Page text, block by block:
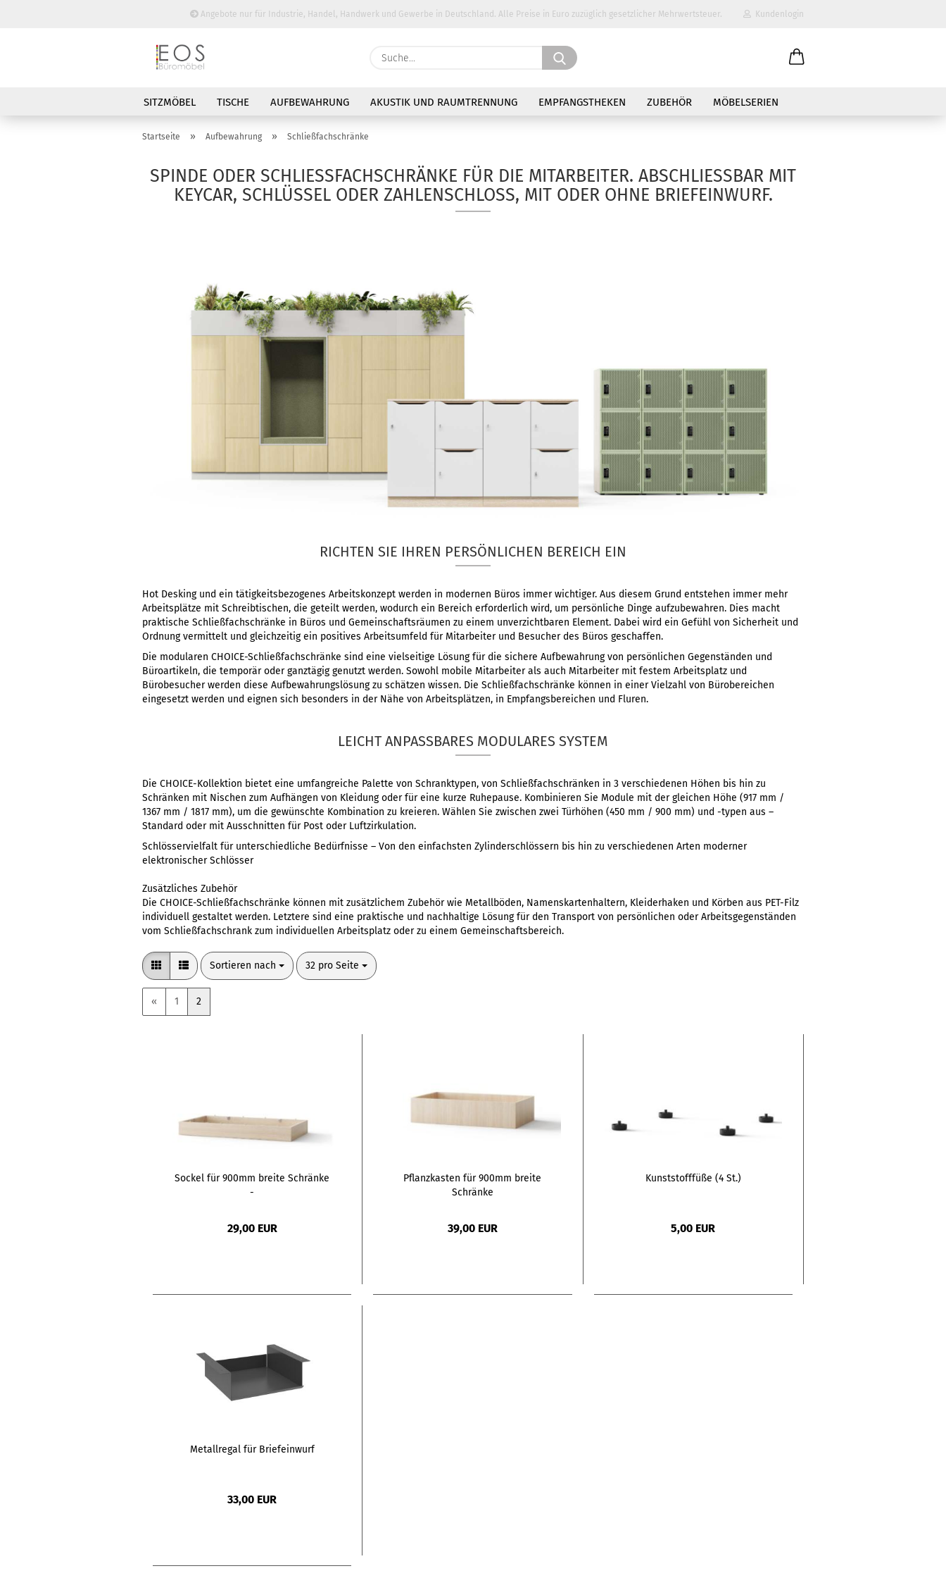
Angebote nur für Industrie, Handel, Handwerk und Gewerbe in Deutschland. Alle Preise in Euro zuzüglich gesetzlicher Mehrwertsteuer. Kundenlogin
Suche...
SITZMÖBEL TISCHE AUFBEWAHRUNG AKUSTIK UND RAUMTRENNUNG EMPFANGSTHEKEN ZUBEHÖR MÖBELSERIEN
BESPRECHUNGSTISCHE
Startseite » Aufbewahrung » Schließfachschränke
SPINDE ODER SCHLIESSFACHSCHRÄNKE FÜR DIE MITARBEITER. ABSCHLIESSBAR MIT KE
YCAR, SCHLÜSSEL ODER ZAHLENSCHLOSS, MIT ODER OHNE BRIEFEINWURF.
RICHTEN SIE IHREN PERSÖNLICHEN BEREICH EIN
Hot Desking und ein tätigkeitsbezogenes Arbeitskonzept werden in modernen Büros immer wichtiger. Aus diesem Grund entstehen immer mehr
Arbeitsplätze mit Schreibtischen, die geteilt werden, wodurch ein Bereich erforderlich wird, um persönliche Dinge aufzubewahren. Dies macht
praktische Schließfachschränke in Büros und Gemeinschaftsräumen zu einem unverzichtbaren Element. Dabei wird ein Gefühl von Sicherheit und
Ordnung vermittelt und gleichzeitig ein positives Arbeitsumfeld für Mitarbeiter und Besucher des Büros geschaffen.
Die modularen CHOICE-Schließfachschränke sind eine vielseitige Lösung für die sichere Aufbewahrung von persönlichen Gegenständen und
Büroartikeln, die temporär oder ganztägig genutzt werden. Sowohl mobile Mitarbeiter als auch Mitarbeiter mit festem Arbeitsplatz und
Bürobesucher werden diese Aufbewahrungslösung zu schätzen wissen. Die Schließfachschränke können in einer Vielzahl von Bürobereichen
eingesetzt werden und eignen sich besonders in der Nähe von Arbeitsplätzen, in Empfangsbereichen und Fluren.
LEICHT ANPASSBARES MODULARES SYSTEM
Die CHOICE-Kollektion bietet eine umfangreiche Palette von Schranktypen, von Schließfachschränken in 3 verschiedenen Höhen bis hin zu
Schränken mit Nischen zum Aufhängen von Kleidung oder für eine kurze Ruhepause. Kombinieren Sie Module mit der gleichen Höhe (917 mm /
1367 mm / 1817 mm), um die gewünschte Kombination zu kreieren. Wählen Sie zwischen zwei Türhöhen (450 mm / 900 mm) und -typen aus –
Standard oder mit Ausschnitten für Post oder Luftzirkulation.
Schlösservielfalt für unterschiedliche Bedürfnisse – Von den einfachsten Zylinderschlössern bis hin zu verschiedenen Arten moderner
elektronischer Schlösser
Zusätzliches Zubehör
Die CHOICE-Schließfachschränke können mit zusätzlichem Zubehör wie Metallböden, Namenskartenhaltern, Kleiderhaken und Körben aus PET-Filz
individuell gestaltet werden. Letztere sind eine praktische und nachhaltige Lösung für den Transport von persönlichen oder Arbeitsgegenständen
vom Schließfachschrank zum individuellen Arbeitsplatz oder zu einem Gemeinschaftsbereich.
Sortieren nach
Sortieren nach 32 pro Seite
pro Seite
« 1 2
Sockel für 900mm breite Schränke
-
29,00 EUR
Pflanzkasten für 900mm breite
Schränke
39,00 EUR
Kunststofffüße (4 St.)
5,00 EUR
Metallregal für Briefeinwurf
33,00 EUR